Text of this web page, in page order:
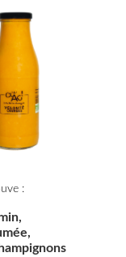
plats au
aussi bien
blanches
sucrée et
apporter du fun
avec des
frais et de
en
: